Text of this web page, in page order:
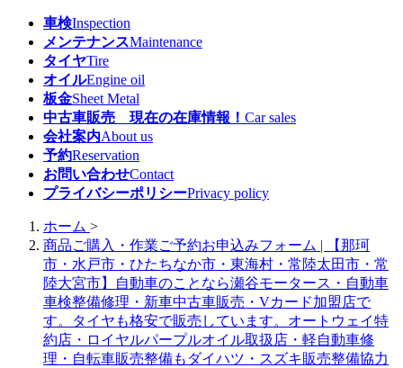
車検Inspection
メンテナンスMaintenance
タイヤTire
オイルEngine oil
板金Sheet Metal
中古車販売 現在の在庫情報！ Car sales
会社案内About us
予約Reservation
お問い合わせContact
プライバシーポリシーPrivacy policy
ホーム >
商品ご購入・作業ご予約お申込みフォーム | 【那珂
市・水戸市・ひたちなか市・東海村・常陸太田市・常
陸大宮市】自動車のことなら瀬谷モータース・自動車
車検整備修理・新車中古車販売・Vカード加盟店で
す。タイヤも格安で販売しています。オートウェイ特
約店・ロイヤルパープルオイル取扱店・軽自動車修
理・自転車販売整備もダイハツ・スズキ販売整備協力